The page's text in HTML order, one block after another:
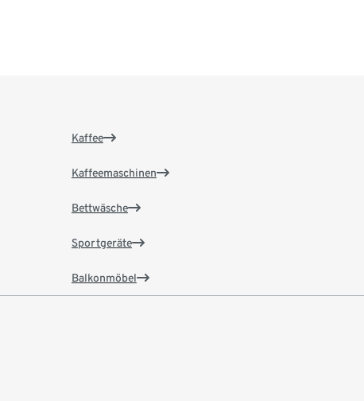
Kaffee
Kaffeemaschinen
Bettwäsche
Sportgeräte
Balkonmöbel